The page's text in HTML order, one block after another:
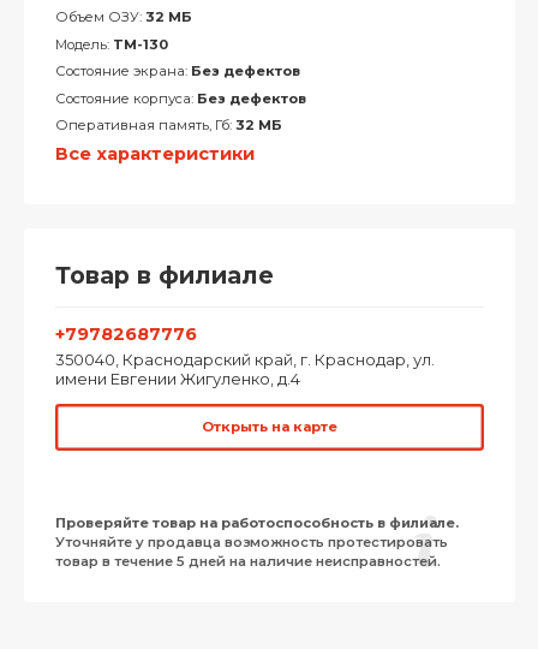
Объем ОЗУ: 32 МБ
Модель: TM-130
Состояние экрана: Без дефектов
Состояние корпуса: Без дефектов
Оперативная память, Гб: 32 МБ
Все характеристики
Товар в филиале
+79782687776
350040, Краснодарский край, г. Краснодар, ул.
имени Евгении Жигуленко, д.4
Открыть на карте
Проверяйте товар на работоспособность в филиале.
Уточняйте у продавца возможность протестировать
товар в течение 5 дней на наличие неисправностей.